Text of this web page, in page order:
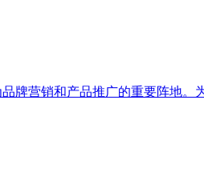
牌营销和产品推广的重要阵地